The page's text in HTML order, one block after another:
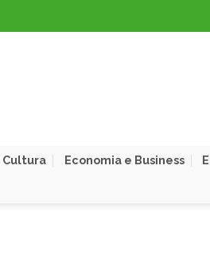
Cultura Economia e Business